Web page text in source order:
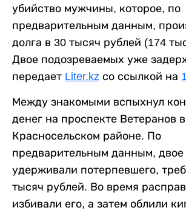
убийство мужчины, которое, по
предварительным данным,
долга в 30 тысяч рублей (174
Двое подозреваемых уже
передает Liter.kz со ссылкой на
Между знакомыми вспыхнул
денег на проспекте Ветеранов в
Красносельском районе. По
предварительным данным,
удерживали потерпевшего,
тысяч рублей. Во время
избивали его, а затем облили